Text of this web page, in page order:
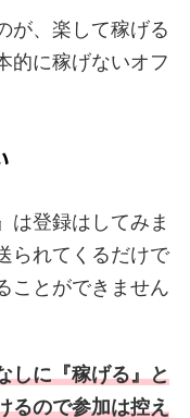
が、楽して稼げる
的に稼げないオフ
は登録はしてみま
られてくるだけで
ことができません
しに『稼げる』と
るので参加は控え